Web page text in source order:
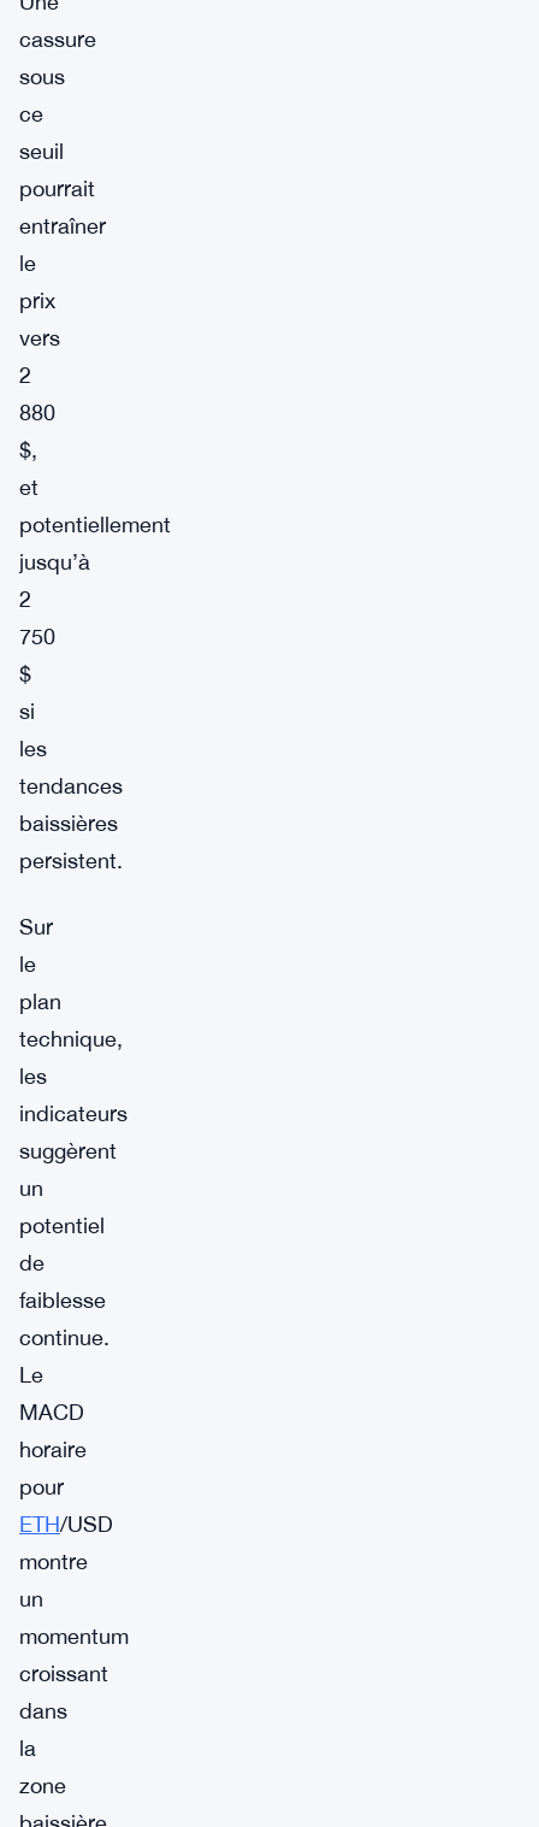
cassure
sous
ce
seuil
pourrait
entraîner
le
prix
vers
2
880
$,
et
potentiellement
jusqu’à
2
750
$
si
les
tendances
baissières
persistent.
Sur
le
plan
technique,
les
indicateurs
suggèrent
un
potentiel
de
faiblesse
continue.
Le
MACD
horaire
pour
ETH/USD
montre
un
momentum
croissant
dans
la
zone